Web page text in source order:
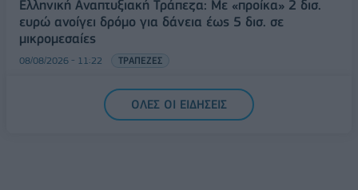
Ελληνική Αναπτυξιακή Τράπεζα: Με «προίκα» 2 δισ.
ευρώ ανοίγει δρόμο για δάνεια έως 5 δισ. σε
μικρομεσαίες
08/08/2026 - 11:22 ΤΡΑΠΕΖΕΣ
5G παντού, 6G στον ορίζοντα: Πού βρίσκεται η
Ελλάδα στη μεγάλη τεχνολογική μετάβαση
ΟΛΕΣ ΟΙ ΕΙΔΗΣΕΙΣ